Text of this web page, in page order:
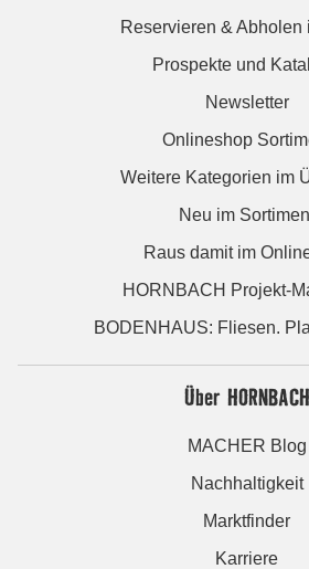
Reservieren & Abholen
Prospekte und
Newsletter
Onlineshop
Weitere Kategorien im
Neu im
Raus damit im
HORNBACH Projekt-
BODENHAUS: Fliesen.
Über HORNBACH
MACHER Blog
Nachhaltigkeit
Marktfinder
Karriere